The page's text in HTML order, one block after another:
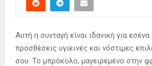
Αυτή η συνταγή είναι ιδανική για
προσθέσεις υγιεινές και νόστιμες
σου. Το μπρόκολο, μαγειρεμένο στην